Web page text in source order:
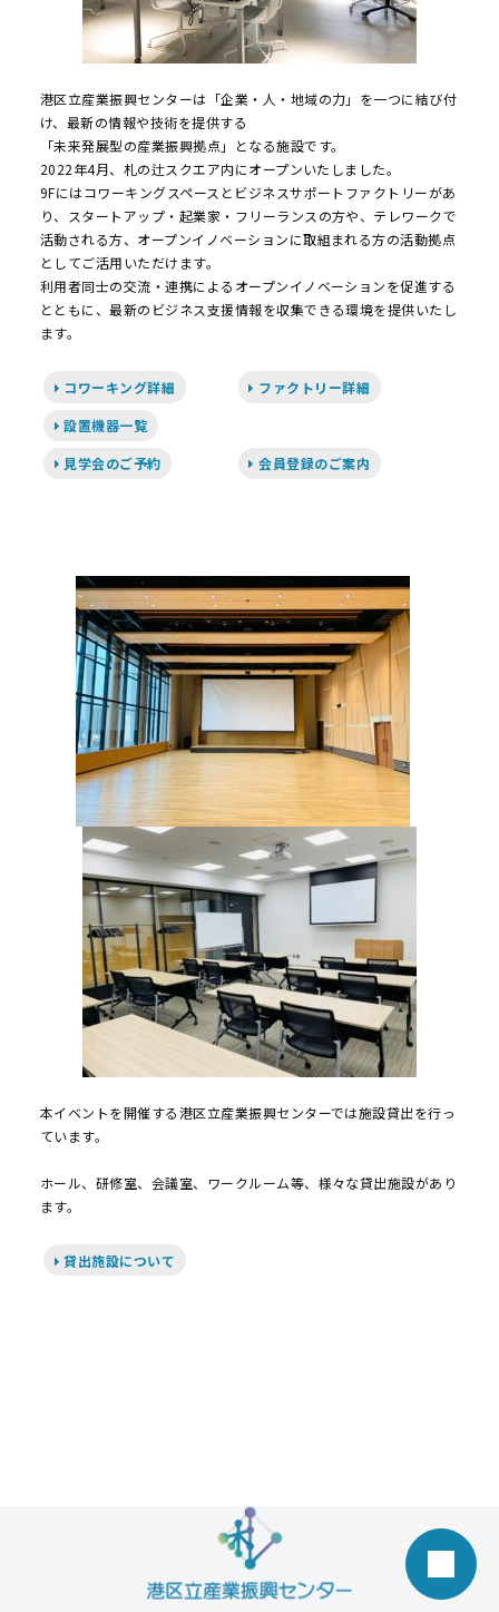
港区立産業振興センターは「企業・人・地域の力」を一つに結び付
け、最新の情報や技術を提供する
「未来発展型の産業振興拠点」となる施設です。
2022年4月、札の辻スクエア内にオープンいたしました。
9Fにはコワーキングスペースとビジネスサポートファクトリーがあ
り、スタートアップ・起業家・フリーランスの方や、テレワークで
活動される方、オープンイノベーションに取組まれる方の活動拠点
としてご活用いただけます。
利用者同士の交流・連携によるオープンイノベーションを促進する
とともに、最新のビジネス支援情報を収集できる環境を提供いたし
ます。
コワーキング詳細 ファクトリー詳細
設置機器一覧
見学会のご予約 会員登録のご案内
本イベントを開催する港区立産業振興センターでは施設貸出を行っ
ています。
ホール、研修室、会議室、ワークルーム等、様々な貸出施設があり
ます。
貸出施設について